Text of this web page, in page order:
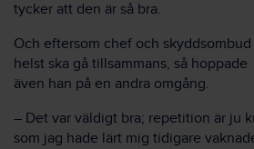
tycker att den är så bra.
Och eftersom chef och skyddsombud
helst ska gå tillsammans, så hoppade
även han på en andra omgång.
– Det var väldigt bra; repetition är ju
som jag hade lärt mig tidigare